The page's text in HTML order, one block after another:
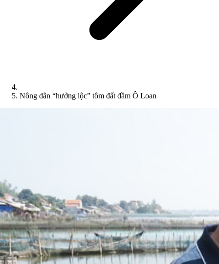
Nông dân “hưởng lộc” tôm đất đầm Ô Loan